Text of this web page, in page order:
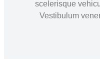
scelerisque
Vestibulum